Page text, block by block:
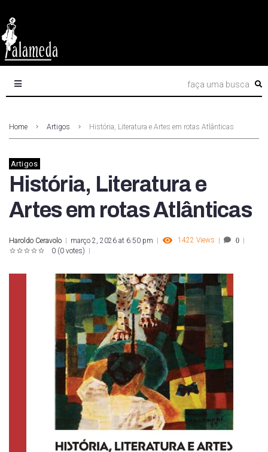
Home Artigos História, Literatura e Artes em rotas Atlânticas
Artigos
História, Literatura e
Artes em rotas Atlânticas
Haroldo Ceravolo março 2, 2026 at 6:50 pm 1422 Views 0
0 (0 votes)